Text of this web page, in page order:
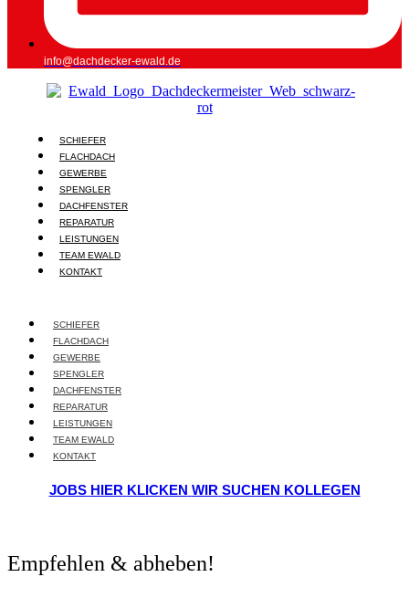
info@dachdecker-ewald.de
SCHIEFER
FLACHDACH
GEWERBE
SPENGLER
DACHFENSTER
REPARATUR
LEISTUNGEN
TEAM EWALD
KONTAKT
SCHIEFER
FLACHDACH
GEWERBE
SPENGLER
DACHFENSTER
REPARATUR
LEISTUNGEN
TEAM EWALD
KONTAKT
JOBS HIER KLICKEN WIR SUCHEN KOLLEGEN
Empfehlen & abheben!